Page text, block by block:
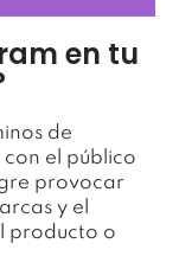
en tu
de
el público
provocar
y el
producto o